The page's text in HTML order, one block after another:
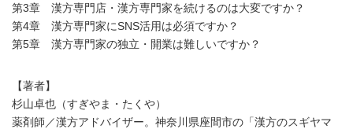
第3章 漢方専門店・漢方専門家を続けるのは大変ですか？
第4章 漢方専門家にSNS活用は必須ですか？
第5章 漢方専門家の独立・開業は難しいですか？
【著者】
杉山卓也（すぎやま・たくや）
薬剤師／漢方アドバイザー。神奈川県座間市の「漢方のスギヤマ